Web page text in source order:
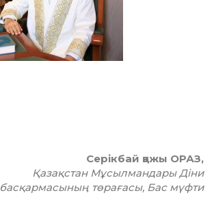
Серікбай қажы ОРАЗ,
Қазақстан Мұсылмандары Діни
басқармасының төрағасы, Бас мүфти